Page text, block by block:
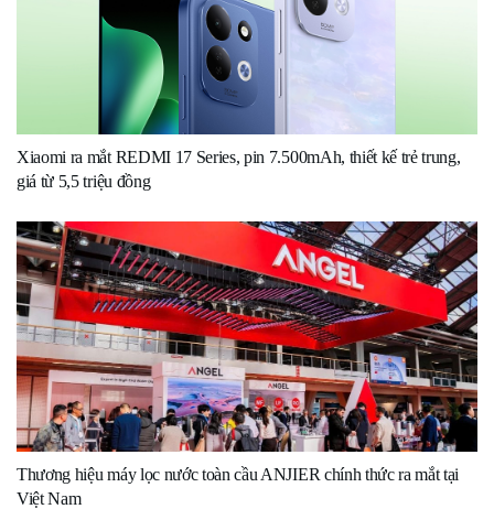
Xiaomi ra mắt REDMI 17 Series, pin 7.500mAh, thiết kế trẻ trung,
giá từ 5,5 triệu đồng
Thương hiệu máy lọc nước toàn cầu ANJIER chính thức ra mắt tại
Việt Nam